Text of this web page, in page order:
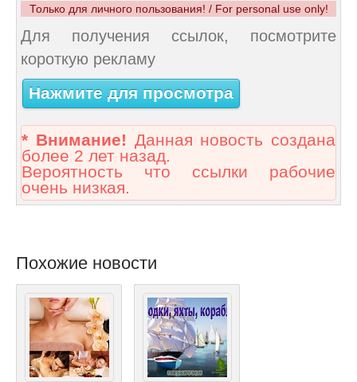
Только для личного пользования! / For personal use only!
Для получения ссылок, посмотрите
короткую рекламу
Нажмите для просмотра
* Внимание! Данная новость создана
более 2 лет назад.
Вероятность что ссылки рабочие
очень низкая.
Похожие новости